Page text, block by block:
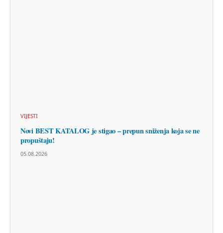
VIJESTI
Novi BEST KATALOG je stigao – prepun sniženja koja se ne
propuštaju!
05.08.2026